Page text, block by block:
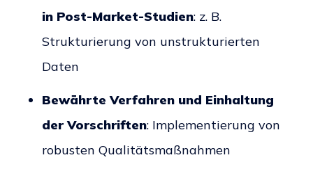
in Post-Market-Studien: z. B.
Strukturierung von unstrukturierten
Daten
Bewährte Verfahren und Einhaltung
der Vorschriften: Implementierung von
robusten Qualitätsmaßnahmen